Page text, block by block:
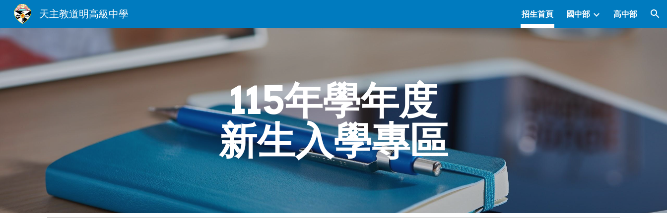
天主教道明高級中學 招生首頁 國中部 高中部
115年學年度
新生入學專區